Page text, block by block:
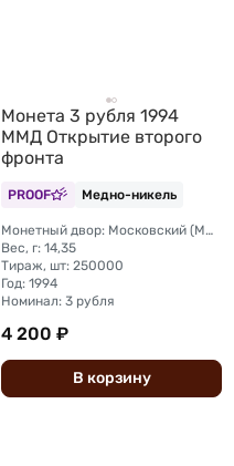
Монета 3 рубля 1994
ММД Открытие второго
фронта
PROOF Медно-никель
Монетный двор: Московский (ММД)
Вес, г: 14,35
Тираж, шт: 250000
Год: 1994
Номинал: 3 рубля
4 200 ₽
В корзину